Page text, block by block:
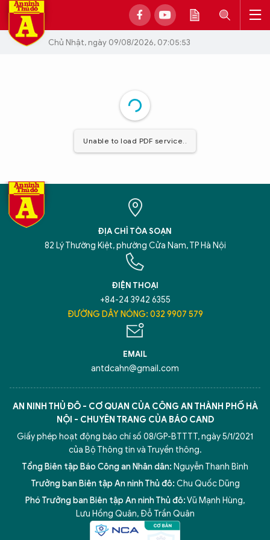
Chủ Nhật, ngày 09/08/2026, 07:05:53
Báo An ninh Thủ đô số 7946, ngày 6/07/2026
Unable to load PDF service..
ĐỊA CHỈ TÒA SOẠN
82 Lý Thường Kiệt, phường Cửa Nam, TP Hà Nội
ĐIỆN THOẠI
+84-24 3942 6355
ĐƯỜNG DÂY NÓNG: 032 9907 579
EMAIL
antdcahn@gmail.com
AN NINH THỦ ĐÔ - CƠ QUAN CỦA CÔNG AN THÀNH PHỐ HÀ
NỘI - CHUYÊN TRANG CỦA BÁO CAND
Giấy phép hoạt động báo chí số 08/GP-BTTTT, ngày 5/1/2021
của Bộ Thông tin và Truyền thông.
Tổng Biên tập Báo Công an Nhân dân: Nguyễn Thanh Bình
Trưởng ban Biên tập An ninh Thủ đô: Chu Quốc Dũng
Phó Trưởng ban Biên tập An ninh Thủ đô:Vũ Mạnh Hùng,
Lưu Hồng Quân, Đỗ Trần Quân
XIN CHÀO,
TÔI LÀ CHATBOT CỦA
Hãy hỏi tôi bất kỳ điều gì bạn cần biết về
An Ninh Thủ Đô nhé. Tôi sẵn sàng hỗ trợ!
5 điểm nghẽn của Hà Nội giải pháp xử lý điểm nghẽn của